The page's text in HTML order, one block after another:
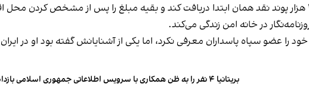
در خانه امن زندگی می‌کند.
را عضو سپاه پاسداران معرفی نکرد، اما یکی از آشنایانش گفته بود او در
بریتانیا ۴ نفر را به ظن همکاری با سرویس اطلاعاتی جمهوری اسلامی بازداشت کرد